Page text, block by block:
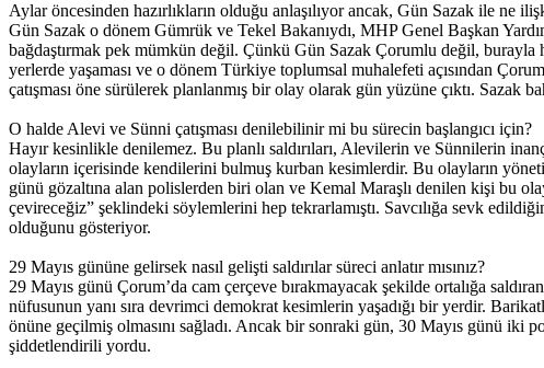
Aylar öncesinden hazırlıkların olduğu anlaşılıyor ancak, Gün Sazak ile ne
Gün Sazak o dönem Gümrük ve Tekel Bakanıydı, MHP Genel Başkan
bağdaştırmak pek mümkün değil. Çünkü Gün Sazak Çorumlu değil, burayla
yerlerde yaşaması ve o dönem Türkiye toplumsal muhalefeti açısından
çatışması öne sürülerek planlanmış bir olay olarak gün yüzüne çıktı. Sazak
O halde Alevi ve Sünni çatışması denilebilinir mi bu sürecin başlangıcı için?
Hayır kesinlikle denilemez. Bu planlı saldırıları, Alevilerin ve Sünnilerin
olayların içerisinde kendilerini bulmuş kurban kesimlerdir. Bu olayların
günü gözaltına alan polislerden biri olan ve Kemal Maraşlı denilen kişi bu
çevireceğiz” şeklindeki söylemlerini hep tekrarlamıştı. Savcılığa sevk
olduğunu gösteriyor.
29 Mayıs gününe gelirsek nasıl gelişti saldırılar süreci anlatır mısınız?
29 Mayıs günü Çorum’da cam çerçeve bırakmayacak şekilde ortalığa
nüfusunun yanı sıra devrimci demokrat kesimlerin yaşadığı bir yerdir.
önüne geçilmiş olmasını sağladı. Ancak bir sonraki gün, 30 Mayıs günü iki
şiddetlendirili yordu.